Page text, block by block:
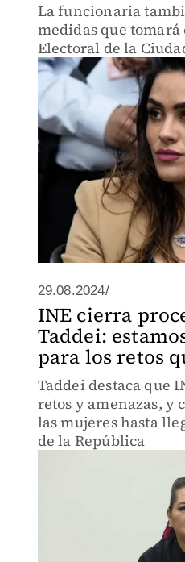
La funcionaria
medidas que
Electoral de la
29.08.2024/
INE cierra
Taddei:
para los retos
Taddei destaca que
retos y amenazas, y
las mujeres hasta
de la República